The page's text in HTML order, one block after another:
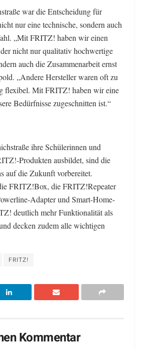
war die Entscheidung für
nur eine technische, sondern auch
„Mit FRITZ! haben wir einen
nicht nur qualitativ hochwertige
auch die Zusammenarbeit ernst
„Andere Hersteller waren oft zu
flexibel. Mit FRITZ! haben wir eine
Bedürfnisse zugeschnitten ist.“
ihre Schülerinnen und
Produkten ausbildet, sind die
auf die Zukunft vorbereitet.
FRITZ!Box, die FRITZ!Repeater
Adapter und Smart-Home-
deutlich mehr Funktionalität als
decken zudem alle wichtigen
FRITZ!
Kommentar